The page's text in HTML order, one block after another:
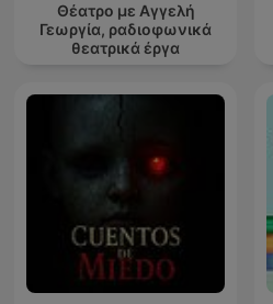
Θέατρο με Αγγελή
Γεωργία, ραδιοφωνικά
θεατρικά έργα